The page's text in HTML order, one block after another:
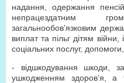
надання, одержання
непрацездатним
загальнообов’язковим
виплат та пільг дітям
соціальних послуг, допомоги,
- відшкодування шкоди,
ушкодженням здоров’я, а